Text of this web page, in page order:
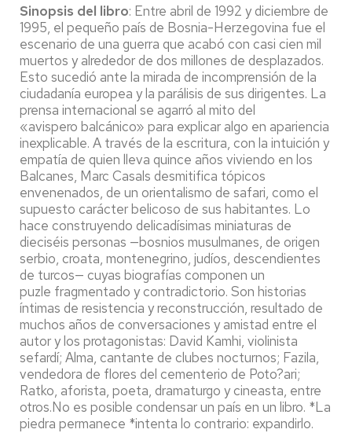
Sinopsis del libro: Entre abril de 1992 y diciembre de
1995, el pequeño país de Bosnia-Herzegovina fue el
escenario de una guerra que acabó con casi cien mil
muertos y alrededor de dos millones de desplazados.
Esto sucedió ante la mirada de incomprensión de la
ciudadanía europea y la parálisis de sus dirigentes. La
prensa internacional se agarró al mito del
«avispero balcánico» para explicar algo en apariencia
inexplicable. A través de la escritura, con la intuición y
empatía de quien lleva quince años viviendo en los
Balcanes, Marc Casals desmitifica tópicos
envenenados, de un orientalismo de safari, como el
supuesto carácter belicoso de sus habitantes. Lo
hace construyendo delicadísimas miniaturas de
dieciséis personas —bosnios musulmanes, de origen
serbio, croata, montenegrino, judíos, descendientes
de turcos— cuyas biografías componen un
puzle fragmentado y contradictorio. Son historias
íntimas de resistencia y reconstrucción, resultado de
muchos años de conversaciones y amistad entre el
autor y los protagonistas: David Kamhi, violinista
sefardí; Alma, cantante de clubes nocturnos; Fazila,
vendedora de flores del cementerio de Poto?ari;
Ratko, aforista, poeta, dramaturgo y cineasta, entre
otros.No es posible condensar un país en un libro. *La
piedra permanece *intenta lo contrario: expandirlo.